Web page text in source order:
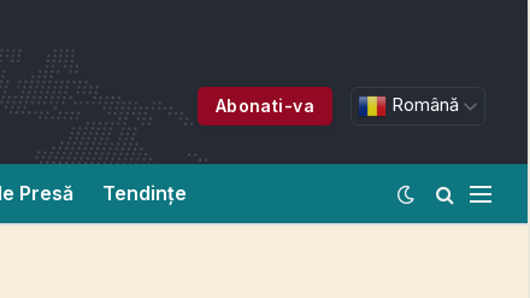
Abonati-va Română
Presă Tendințe